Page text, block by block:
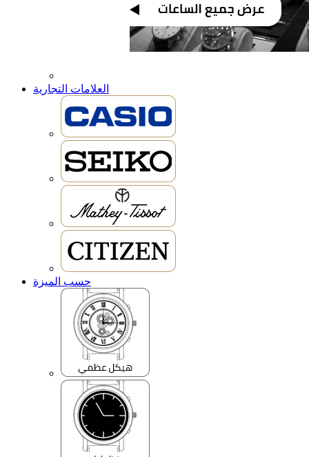
العلامات التجارية
حسب الميزة